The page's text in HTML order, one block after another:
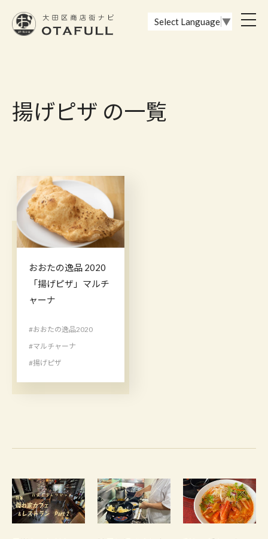
Select Language ▼
揚げピザ の一覧
おおたの逸品 2020
「揚げピザ」マルチ
ャーナ
#おおたの逸品2020
#マルチャーナ
#揚げピザ